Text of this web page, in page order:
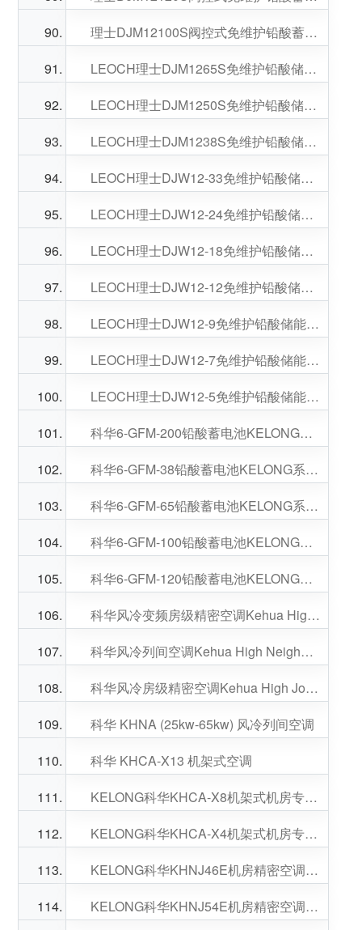
理士DJM12100S阀控式免维护铅酸蓄电池12V100AH适配直流屏
LEOCH理士DJM1265S免维护铅酸储能蓄电池20小时率12V65AH
LEOCH理士DJM1250S免维护铅酸储能蓄电池20小时率12V50AH
LEOCH理士DJM1238S免维护铅酸储能蓄电池20小时率12V38AH
LEOCH理士DJW12-33免维护铅酸储能蓄电池12V33AH适配UPS电源
LEOCH理士DJW12-24免维护铅酸储能蓄电池12V24AH适配EPS电源
LEOCH理士DJW12-18免维护铅酸储能蓄电池12V18AH适配EPS电源
LEOCH理士DJW12-12免维护铅酸储能蓄电池12V12AH适配UPS电源
LEOCH理士DJW12-9免维护铅酸储能蓄电池12V9AH适配UPS电源
LEOCH理士DJW12-7免维护铅酸储能蓄电池12V7AH适配UPS电源
LEOCH理士DJW12-5免维护铅酸储能蓄电池12V5AH
科华6-GFM-200铅酸蓄电池KELONG系列12V200AH适配UPS电源
科华6-GFM-38铅酸蓄电池KELONG系列12V38AH适配EPS应急电源
科华6-GFM-65铅酸蓄电池KELONG系列12V65AH适配应急消防电源
科华6-GFM-100铅酸蓄电池KELONG系列12V100AH适配直流屏
科华6-GFM-120铅酸蓄电池KELONG系列12V120AH适配直流屏
科华风冷变频房级精密空调Kehua High Joiner（30-100kW）
科华风冷列间空调Kehua High Neighbor（25-50kW）
科华风冷房级精密空调Kehua High Joiner（7.5-20kW）
科华 KHNA (25kw-65kw) 风冷列间空调
科华 KHCA-X13 机架式空调
KELONG科华KHCA-X8机架式机房专用精密空调总冷量8.1KW
KELONG科华KHCA-X4机架式机房专用精密空调总冷量4.2KW
KELONG科华KHNJ46E机房精密空调集成氟泵集中式冷凝器室外机
KELONG科华KHNJ54E机房精密空调集成氟泵集中式冷凝器室外机